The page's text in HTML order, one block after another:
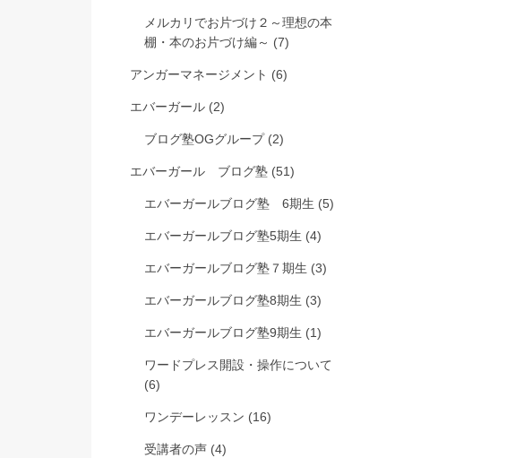
メルカリでお片づけ２～理想の本
棚・本のお片づけ編～ (7)
アンガーマネージメント (6)
エバーガール (2)
ブログ塾OGグループ (2)
エバーガール ブログ塾 (51)
エバーガールブログ塾 6期生 (5)
エバーガールブログ塾5期生 (4)
エバーガールブログ塾７期生 (3)
エバーガールブログ塾8期生 (3)
エバーガールブログ塾9期生 (1)
ワードプレス開設・操作について
(6)
ワンデーレッスン (16)
受講者の声 (4)